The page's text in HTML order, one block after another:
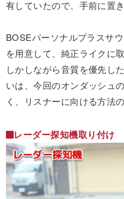
有していたので、手前に置き
BOSEパーソナルプラスサ
を用意して、純正ライクに
しかしながら音質を優先し
いは、今回のオンダッシュ
く、リスナーに向ける方法
レーダー探知機取り付け